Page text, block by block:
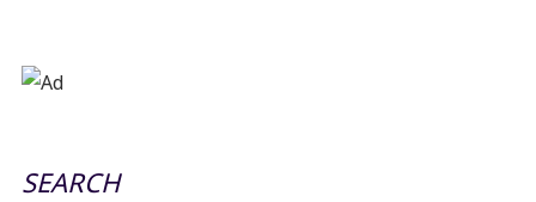
SEARCH